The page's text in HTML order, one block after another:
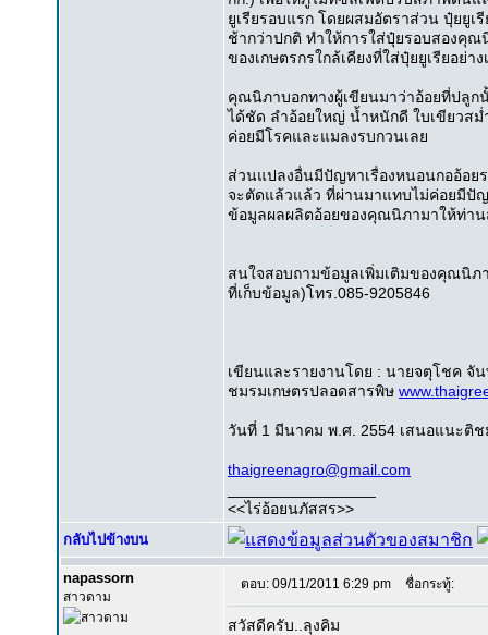
ยูเรียรอบแรก โดยผสมอัตราส่วน ปุ๋ยยู
ช้ากว่าปกติ ทำให้การใส่ปุ๋ยรอบสองคุณ
ของเกษตรกรใกล้เคียงที่ใส่ปุ๋ยยูเรียอย่
คุณนิภาบอกทางผู้เขียนมาว่าอ้อยที่ปลูก
ได้ชัด ลำอ้อยใหญ่ น้ำหนักดี ใบเขียวส
ค่อยมีโรคและแมลงรบกวนเลย
ส่วนแปลงอื่นมีปัญหาเรื่องหนอนกออ้อย
จะตัดแล้วแล้ว ที่ผ่านมาแทบไม่ค่อยมีปัญ
ข้อมูลผลผลิตอ้อยของคุณนิภามาให้ท่า
สนใจสอบถามข้อมูลเพิ่มเติมของคุณนิ
ที่เก็บข้อมูล)โทร.085-9205846
เขียนและรายงานโดย : นายจตุโชค จั
ชมรมเกษตรปลอดสารพิษ
วันที่ 1 มีนาคม พ.ศ. 2554 เสนอแนะติช
thaigreenagro@gmail.com
<<ไร่อ้อยนภัสสร>>
กลับไปข้างบน
napassorn
สาวดาม
ตอบ: 09/11/2011 6:29 pm ชื่อกระทู้:
สวัสดีครับ..ลุงคิม